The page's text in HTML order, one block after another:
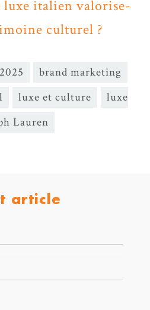
luxe italien valorise-
culturel ?
brand marketing
luxe et culture
luxe
Lauren
article